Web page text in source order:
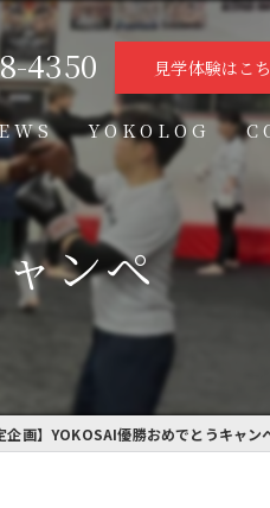
4350 見学体験はこ
ター
YOKOLOG
ンペ
企画】YOKOSAI優勝おめでとうキャン